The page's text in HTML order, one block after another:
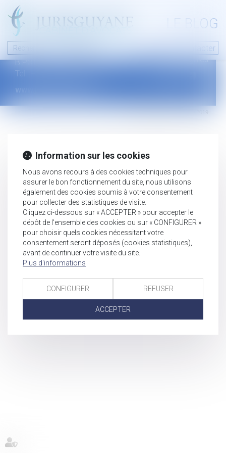
LE BLOG
Nous contacter
46 avenue de la liberté
B.P.315 - 97327 Cayenne Cedex
Tel : +594 594 29 45 35
www.jurisguyane.com
Mentions légales
Information sur les cookies
Nous avons recours à des cookies techniques pour
assurer le bon fonctionnement du site, nous utilisons
également des cookies soumis à votre consentement
pour collecter des statistiques de visite.
Cliquez ci-dessous sur « ACCEPTER » pour accepter le
dépôt de l'ensemble des cookies ou sur « CONFIGURER »
pour choisir quels cookies nécessitant votre
consentement seront déposés (cookies statistiques),
avant de continuer votre visite du site.
Plus d'informations
CONFIGURER REFUSER
ACCEPTER